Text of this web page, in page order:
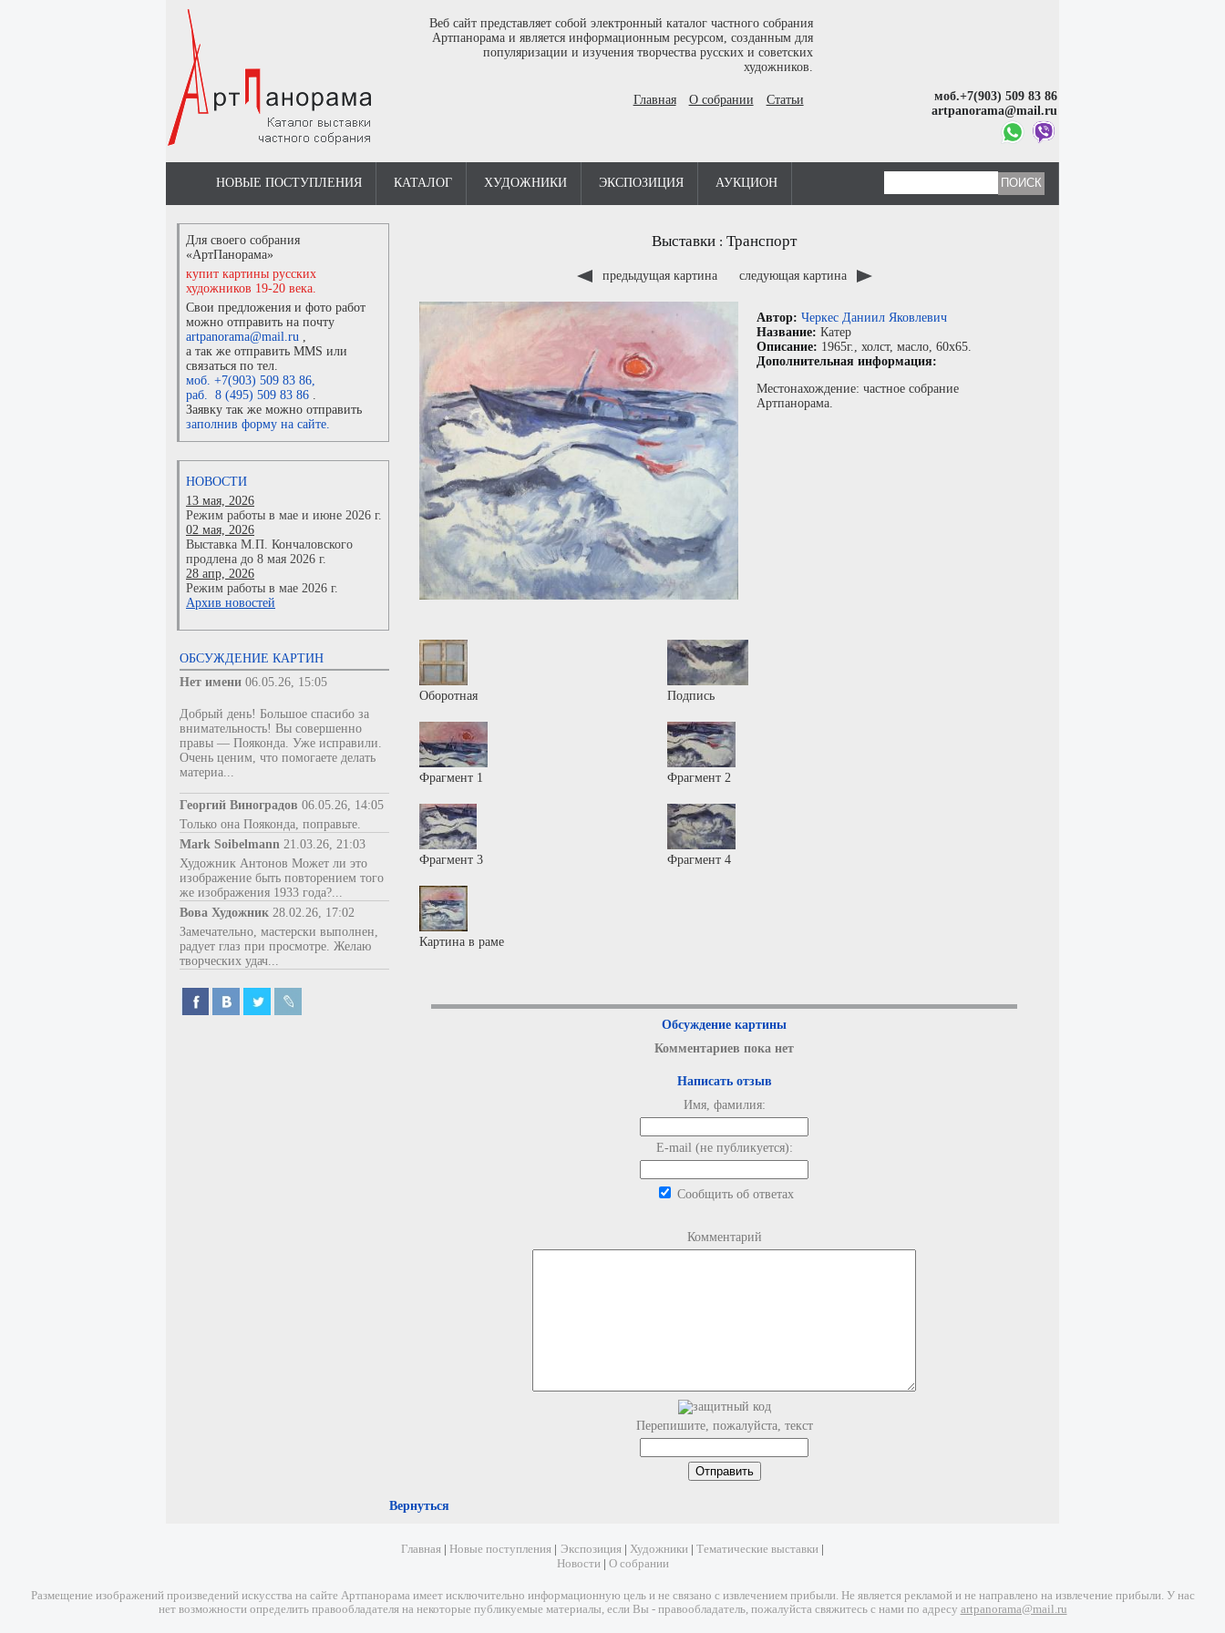
Веб сайт представляет собой электронный каталог частного собрания
Артпанорама и является информационным ресурсом, созданным для
популяризации и изучения творчества русских и советских
художников.
Главная О собрании Статьи
моб.+7(903) 509 83 86
artpanorama@mail.ru
НОВЫЕ ПОСТУПЛЕНИЯ КАТАЛОГ ХУДОЖНИКИ ЭКСПОЗИЦИЯ АУКЦИОН
Для своего собрания
«АртПанорама»
купит картины русских
художников 19-20 века.
Свои предложения и фото работ
можно отправить на почту
artpanorama@mail.ru ,
а так же отправить MMS или
связаться по тел.
моб. +7(903) 509 83 86,
раб. 8 (495) 509 83 86 .
Заявку так же можно отправить
заполнив форму на сайте.
НОВОСТИ
13 мая, 2026
Режим работы в мае и июне 2026 г.
02 мая, 2026
Выставка М.П. Кончаловского
продлена до 8 мая 2026 г.
28 апр, 2026
Режим работы в мае 2026 г.
Архив новостей
ОБСУЖДЕНИЕ КАРТИН
Нет имени 06.05.26, 15:05
Добрый день! Большое спасибо за
внимательность! Вы совершенно
правы — Пояконда. Уже исправили.
Очень ценим, что помогаете делать
материа...
Георгий Виноградов 06.05.26, 14:05
Только она Пояконда, поправьте.
Mark Soibelmann 21.03.26, 21:03
Художник Антонов Может ли это
изображение быть повторением того
же изображения 1933 года?...
Вова Художник 28.02.26, 17:02
Замечательно, мастерски выполнен,
радует глаз при просмотре. Желаю
творческих удач...
Выставки : Транспорт
предыдущая картина следующая картина
Автор: Черкес Даниил Яковлевич
Название: Катер
Описание: 1965г., холст, масло, 60x65.
Дополнительная информация:
Местонахождение: частное собрание
Артпанорама.
Оборотная Подпись
Фрагмент 1 Фрагмент 2
Фрагмент 3 Фрагмент 4
Картина в раме
Обсуждение картины
Комментариев пока нет
Написать отзыв
Имя, фамилия:
E-mail (не публикуется):
Сообщить об ответах
Комментарий
Перепишите, пожалуйста, текст
Вернуться
Главная Новые поступления Экспозиция Художники Тематические выставки
Новости| О собрании
Размещение изображений произведений искусства на сайте Артпанорама имеет исключительно информационную цель и не связано с извлечением прибыли. Не является рекламой и не направлено на извлечение прибыли. У нас
нет возможности определить правообладателя на некоторые публикуемые материалы, если Вы - правообладатель, пожалуйста свяжитесь с нами по адресу artpanorama@mail.ru